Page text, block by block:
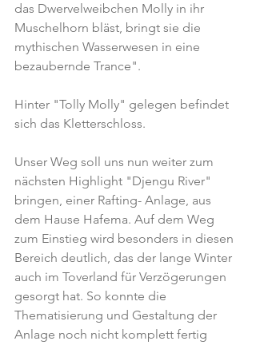
das Dwervelweibchen Molly in ihr
Muschelhorn bläst, bringt sie die
mythischen Wasserwesen in eine
bezaubernde Trance".
Hinter "Tolly Molly" gelegen befindet
sich das Kletterschloss.
Unser Weg soll uns nun weiter zum
nächsten Highlight "Djengu River"
bringen, einer Rafting- Anlage, aus
dem Hause Hafema. Auf dem Weg
zum Einstieg wird besonders in diesen
Bereich deutlich, das der lange Winter
auch im Toverland für Verzögerungen
gesorgt hat. So konnte die
Thematisierung und Gestaltung der
Anlage noch nicht komplett fertig